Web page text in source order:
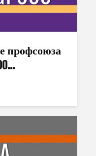
профсоюза